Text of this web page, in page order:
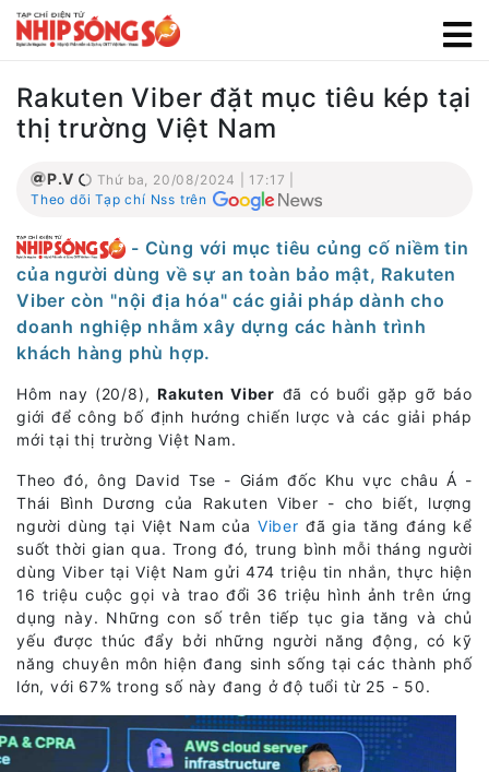
Rakuten Viber đặt mục tiêu kép tại
thị trường Việt Nam
P.V
Thứ ba, 20/08/2024 | 17:17 |
Theo dõi Tạp chí Nss trên
- Cùng với mục tiêu củng cố niềm tin
của người dùng về sự an toàn bảo mật, Rakuten
Viber còn "nội địa hóa" các giải pháp dành cho
doanh nghiệp nhằm xây dựng các hành trình
khách hàng phù hợp.
Hôm nay (20/8), Rakuten Viber đã có buổi gặp gỡ báo
giới để công bố định hướng chiến lược và các giải pháp
mới tại thị trường Việt Nam.
Theo đó, ông David Tse - Giám đốc Khu vực châu Á -
Thái Bình Dương của Rakuten Viber - cho biết, lượng
người dùng tại Việt Nam của Viber đã gia tăng đáng kể
suốt thời gian qua. Trong đó, trung bình mỗi tháng người
dùng Viber tại Việt Nam gửi 474 triệu tin nhắn, thực hiện
16 triệu cuộc gọi và trao đổi 36 triệu hình ảnh trên ứng
dụng này. Những con số trên tiếp tục gia tăng và chủ
yếu được thúc đẩy bởi những người năng động, có kỹ
năng chuyên môn hiện đang sinh sống tại các thành phố
lớn, với 67% trong số này đang ở độ tuổi từ 25 - 50.